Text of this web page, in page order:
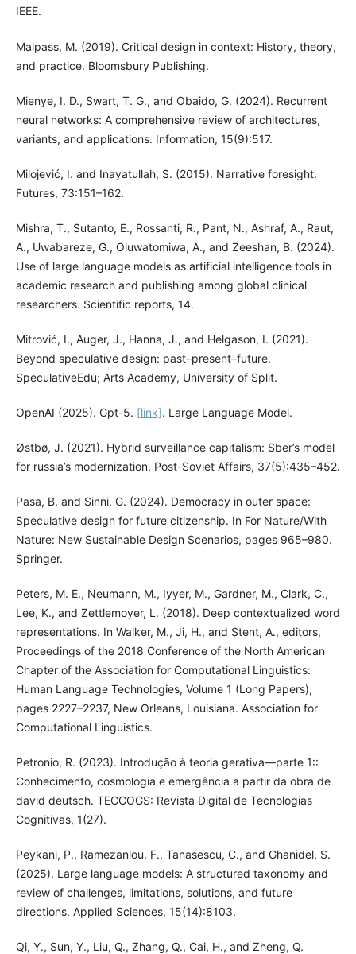
IEEE.
Malpass, M. (2019). Critical design in context: History, theory,
and practice. Bloomsbury Publishing.
Mienye, I. D., Swart, T. G., and Obaido, G. (2024). Recurrent
neural networks: A comprehensive review of architectures,
variants, and applications. Information, 15(9):517.
Milojević, I. and Inayatullah, S. (2015). Narrative foresight.
Futures, 73:151–162.
Mishra, T., Sutanto, E., Rossanti, R., Pant, N., Ashraf, A., Raut,
A., Uwabareze, G., Oluwatomiwa, A., and Zeeshan, B. (2024).
Use of large language models as artificial intelligence tools in
academic research and publishing among global clinical
researchers. Scientific reports, 14.
Mitrović, I., Auger, J., Hanna, J., and Helgason, I. (2021).
Beyond speculative design: past–present–future.
SpeculativeEdu; Arts Academy, University of Split.
OpenAI (2025). Gpt-5. [link]. Large Language Model.
Østbø, J. (2021). Hybrid surveillance capitalism: Sber’s model
for russia’s modernization. Post-Soviet Affairs, 37(5):435–452.
Pasa, B. and Sinni, G. (2024). Democracy in outer space:
Speculative design for future citizenship. In For Nature/With
Nature: New Sustainable Design Scenarios, pages 965–980.
Springer.
Peters, M. E., Neumann, M., Iyyer, M., Gardner, M., Clark, C.,
Lee, K., and Zettlemoyer, L. (2018). Deep contextualized word
representations. In Walker, M., Ji, H., and Stent, A., editors,
Proceedings of the 2018 Conference of the North American
Chapter of the Association for Computational Linguistics:
Human Language Technologies, Volume 1 (Long Papers),
pages 2227–2237, New Orleans, Louisiana. Association for
Computational Linguistics.
Petronio, R. (2023). Introdução à teoria gerativa—parte 1::
Conhecimento, cosmologia e emergência a partir da obra de
david deutsch. TECCOGS: Revista Digital de Tecnologias
Cognitivas, 1(27).
Peykani, P., Ramezanlou, F., Tanasescu, C., and Ghanidel, S.
(2025). Large language models: A structured taxonomy and
review of challenges, limitations, solutions, and future
directions. Applied Sciences, 15(14):8103.
Qi, Y., Sun, Y., Liu, Q., Zhang, Q., Cai, H., and Zheng, Q.